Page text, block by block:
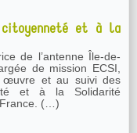
et à la
de l’antenne Île-de-
de mission ECSI,
œuvre et au suivi des
et à la Solidarité
(…)